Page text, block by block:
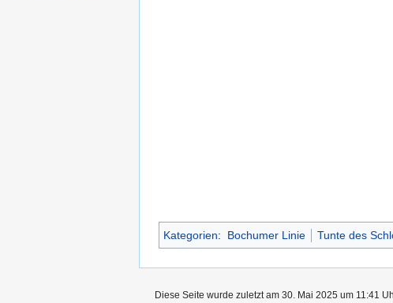
Kategorien: Bochumer Linie Tunte des
Diese Seite wurde zuletzt am 30. Mai 2025 um 11:41